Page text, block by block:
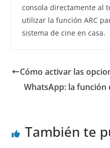
consola directamente al
utilizar la función ARC
sistema de cine en casa.
Cómo activar las
WhatsApp: la función
También te